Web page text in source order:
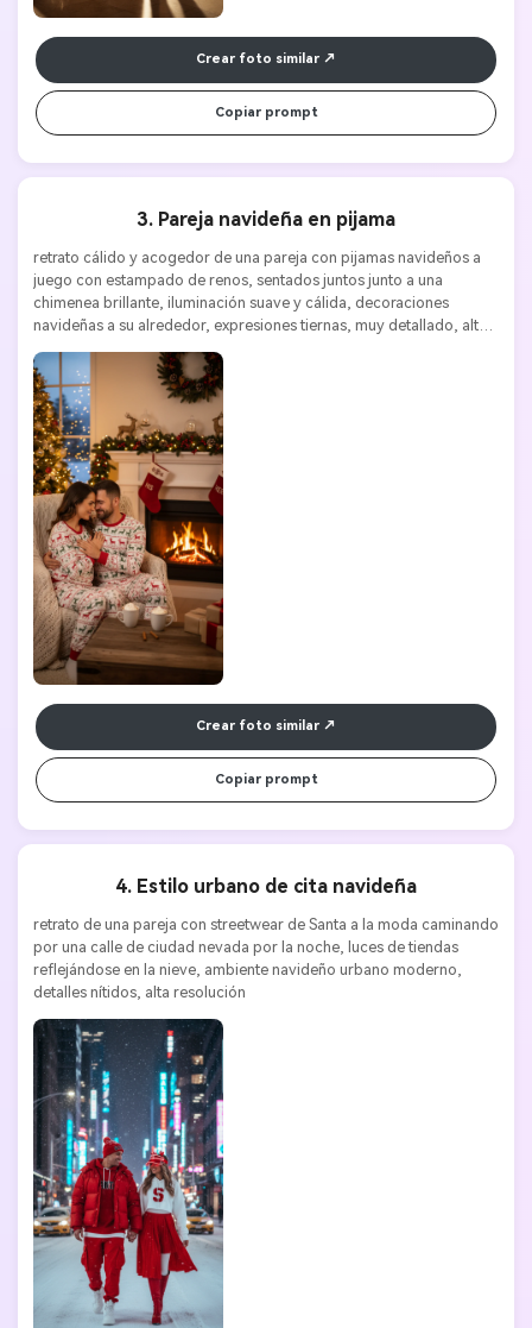
Crear foto similar
Copiar prompt
3. Pareja navideña en pijama
retrato cálido y acogedor de una pareja con pijamas navideños a
juego con estampado de renos, sentados juntos junto a una
chimenea brillante, iluminación suave y cálida, decoraciones
navideñas a su alrededor, expresiones tiernas, muy detallado, alta
Crear foto similar
Copiar prompt
4. Estilo urbano de cita navideña
retrato de una pareja con streetwear de Santa a la moda caminando
por una calle de ciudad nevada por la noche, luces de tiendas
reflejándose en la nieve, ambiente navideño urbano moderno,
detalles nítidos, alta resolución